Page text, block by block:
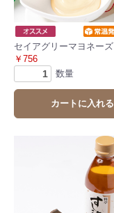
セイアグリーマヨネーズ
￥756
数量
カートに入れる